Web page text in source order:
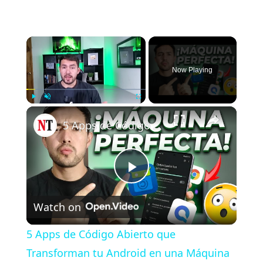
×
Unmute Fullscreen
Now Playing
×
P
l
a
5 Apps de Código Abierto que Transforman tu Android en una Máquina Perfecta
Watch on
5 Apps de Código Abierto que
Transforman tu Android en una Máquina